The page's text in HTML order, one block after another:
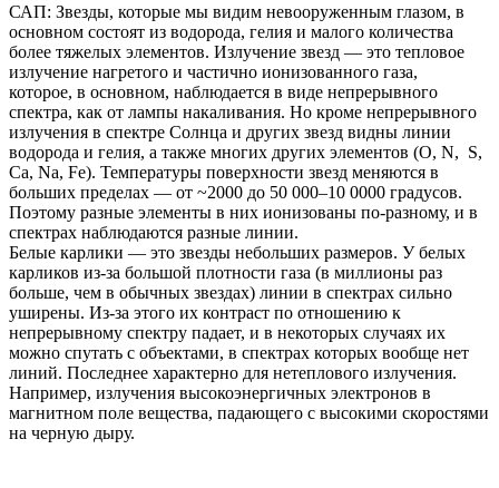
САП: Звезды, которые мы видим невооруженным глазом, в
основном состоят из водорода, гелия и малого количества
более тяжелых элементов. Излучение звезд — это тепловое
излучение нагретого и частично ионизованного газа,
которое, в основном, наблюдается в виде непрерывного
спектра, как от лампы накаливания. Но кроме непрерывного
излучения в спектре Солнца и других звезд видны линии
водорода и гелия, а также многих других элементов (O, N, S,
Ca, Na, Fe). Температуры поверхности звезд меняются в
больших пределах — от ~2000 до 50 000–10 0000 градусов.
Поэтому разные элементы в них ионизованы по-разному, и в
спектрах наблюдаются разные линии.
Белые карлики — это звезды небольших размеров. У белых
карликов из-за большой плотности газа (в миллионы раз
больше, чем в обычных звездах) линии в спектрах сильно
уширены. Из-за этого их контраст по отношению к
непрерывному спектру падает, и в некоторых случаях их
можно спутать с объектами, в спектрах которых вообще нет
линий. Последнее характерно для нетеплового излучения.
Например, излучения высокоэнергичных электронов в
магнитном поле вещества, падающего с высокими скоростями
на черную дыру.